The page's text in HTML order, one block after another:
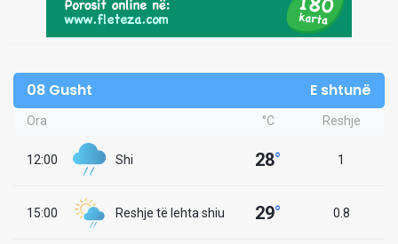
08 Gusht E shtunë
Ora °C Reshje
12:00 Shi 28° 1
15:00 Reshje të lehta shiu 29° 0.8